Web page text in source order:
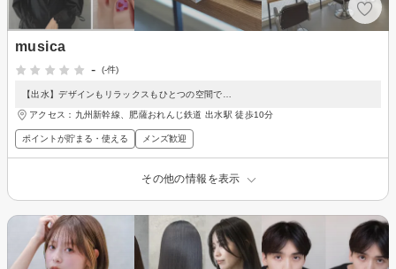
musica
-
(-件)
【出水】デザインもリラックスもひとつの空間で…
アクセス：九州新幹線、肥薩おれんじ鉄道 出水駅 徒歩10分
ポイントが貯まる・使える メンズ歓迎
その他の情報を表示